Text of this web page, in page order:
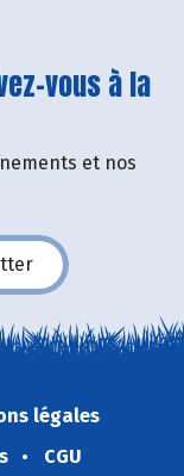
vous à la
et nos
légales
CGU